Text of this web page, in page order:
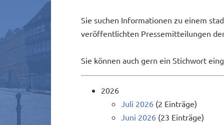
Sie suchen Informationen zu einem
veröffentlichten Pressemitteilungen
Sie können auch gern ein Stichwort
2026
Juli 2026 (2 Einträge)
Juni 2026 (23 Einträge)